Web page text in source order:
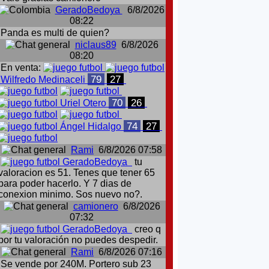
GeradoBedoya
6/8/2026
08:22
es multi de quien?
niclaus89 6/8/2026
08:20
venta:
Medinaceli
79 27
Uriel Otero 70 26
Ángel Hidalgo 74 27
Rami 6/8/2026 07:58
GeradoBedoya
tu
es 51. Tenes que tener 65
poder hacerlo. Y 7 dias de
minimo. Sos nuevo no?.
camionero6/8/2026
07:32
GeradoBedoya
creo q
tu valoración no puedes despedir.
Rami 6/8/2026 07:16
vende por 240M. Portero sub 23